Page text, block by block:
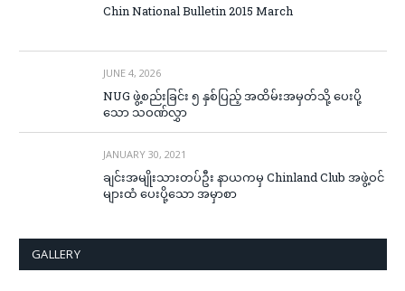
Chin National Bulletin 2015 March
JUNE 4, 2026
NUG ဖွဲ့စည်းခြင်း ၅ နှစ်ပြည့် အထိမ်းအမှတ်သို့ ပေးပို့
သော သဝဏ်လွှာ
JANUARY 30, 2021
ချင်းအမျိုးသားတပ်ဦး နာယကမှ Chinland Club အဖွဲ့ဝင်
များထံ ပေးပို့သော အမှာစာ
GALLERY